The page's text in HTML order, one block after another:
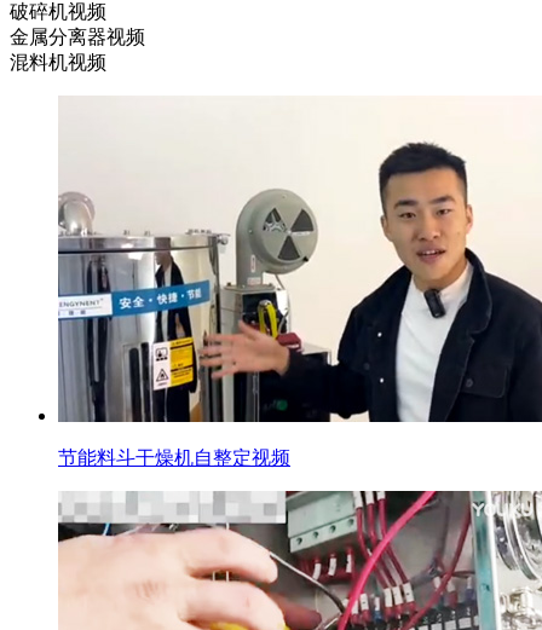
破碎机视频
金属分离器视频
混料机视频
节能料斗干燥机自整定视频